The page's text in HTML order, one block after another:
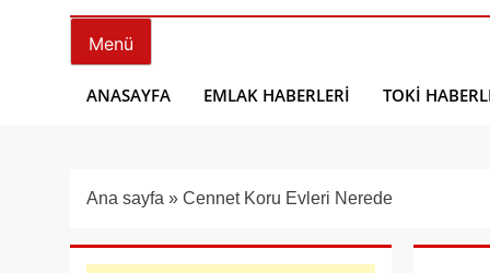
Menü
ANASAYFA EMLAK HABERLERI TOKI
Ana sayfa » Cennet Koru Evleri Nerede